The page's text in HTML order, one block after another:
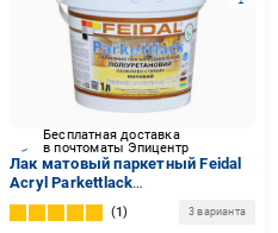
Бесплатная доставка
в почтоматы Эпицентр
Лак матовый паркетный Feidal
Acryl Parkettlack
полиуретановый стойкий к
истиранию для мебели/дверей 1
1 3 варианта